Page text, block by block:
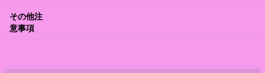
その他注
意事項